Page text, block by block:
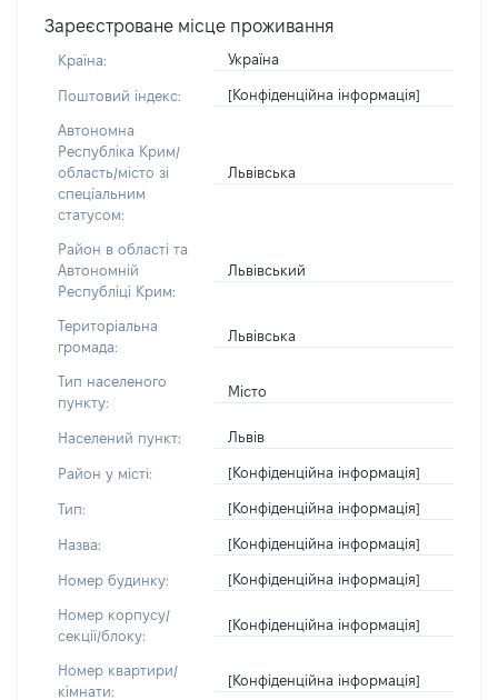
Зареєстроване місце проживання
Країна: Україна
Поштовий індекс: [Конфіденційна інформація]
Автономна
Республіка Крим/
область/місто зі
спеціальним
статусом:
Львівська
Район в області та
Автономній
Республіці Крим:
Львівський
Територіальна
громада:
Львівська
Тип населеного
пункту:
Місто
Населений пункт: Львів
Район у місті: [Конфіденційна інформація]
Тип: [Конфіденційна інформація]
Назва: [Конфіденційна інформація]
Номер будинку: [Конфіденційна інформація]
Номер корпусу/
секції/блоку:
[Конфіденційна інформація]
Номер квартири/
кімнати:
[Конфіденційна інформація]